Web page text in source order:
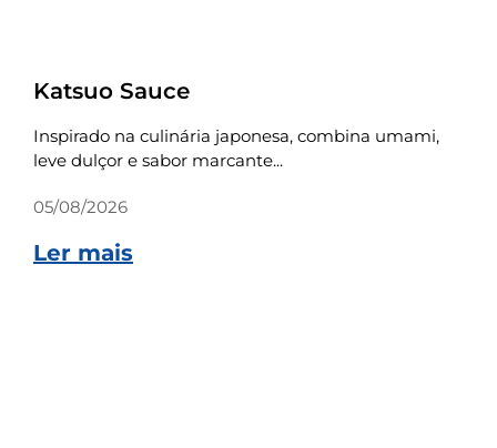
Katsuo Sauce
Inspirado na culinária japonesa, combina umami,
leve dulçor e sabor marcante...
05/08/2026
Ler mais